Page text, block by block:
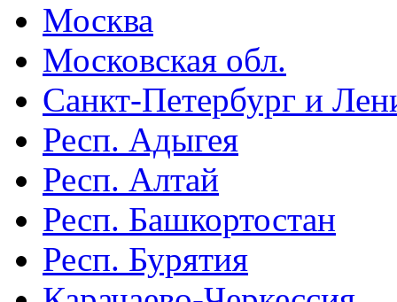
Москва
Московская обл.
Санкт-Петербург и
Респ. Адыгея
Респ. Алтай
Респ. Башкортостан
Респ. Бурятия